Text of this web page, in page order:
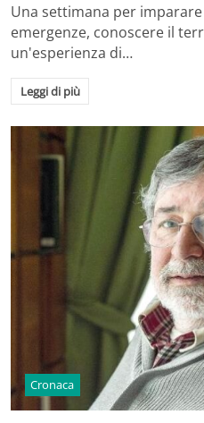
Una settimana per
emergenze, conoscere il
un'esperienza di…
Leggi di più
Cronaca